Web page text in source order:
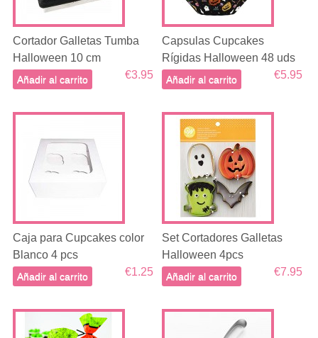
Cortador Galletas Tumba
Halloween 10 cm
€3.95
Añadir al carrito
Capsulas Cupcakes
Rígidas Halloween 48 uds
€5.95
Añadir al carrito
Caja para Cupcakes color
Blanco 4 pcs
€1.25
Añadir al carrito
Set Cortadores Galletas
Halloween 4pcs
€7.95
Añadir al carrito